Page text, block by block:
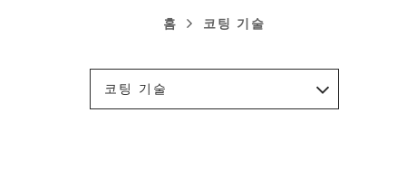
홈 코팅 기술
코팅 기술